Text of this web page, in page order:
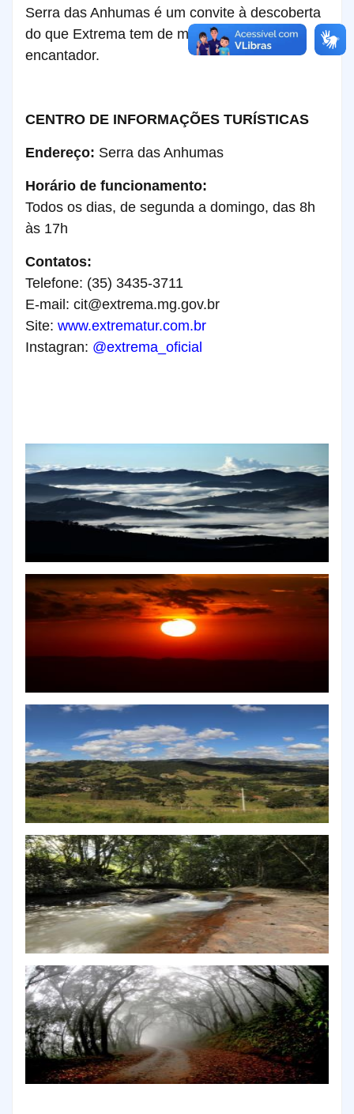
Serra das Anhumas é um convite à descoberta
do que Extrema tem de mais autêntico e
encantador.
CENTRO DE INFORMAÇÕES TURÍSTICAS
Endereço: Serra das Anhumas
Horário de funcionamento:
Todos os dias, de segunda a domingo, das 8h
às 17h
Contatos:
Telefone: (35) 3435-3711
E-mail: cit@extrema.mg.gov.br
Site: www.extrematur.com.br
Instagran: @extrema_oficial